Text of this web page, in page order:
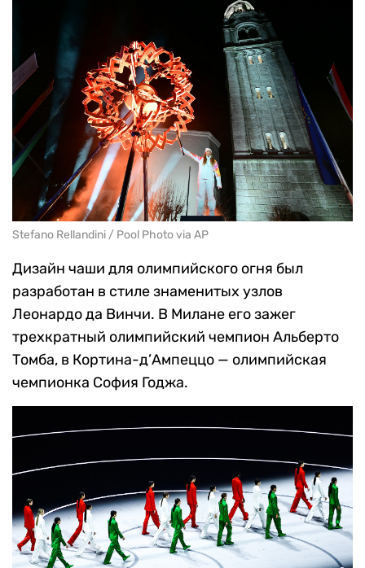
Stefano Rellandini / Pool Photo via AP
Дизайн чаши для олимпийского огня был
разработан в стиле знаменитых узлов
Леонардо да Винчи. В Милане его зажег
трехкратный олимпийский чемпион Альберто
Томба, в Кортина-д’Ампеццо — олимпийская
чемпионка София Годжа.